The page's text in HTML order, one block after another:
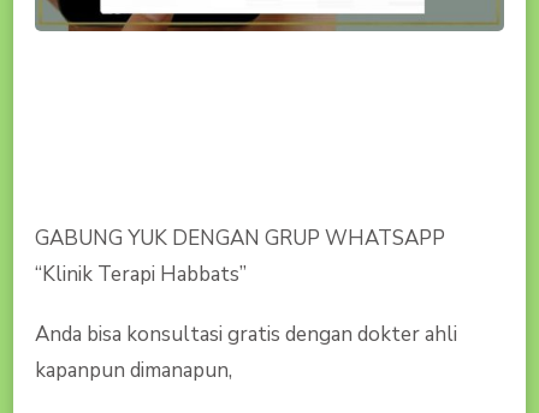
GABUNG YUK DENGAN GRUP WHATSAPP
“Klinik Terapi Habbats”
Anda bisa konsultasi gratis dengan dokter ahli
kapanpun dimanapun,